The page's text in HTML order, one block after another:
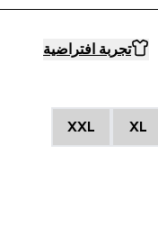
تجربة افتراضية
XL
XXL